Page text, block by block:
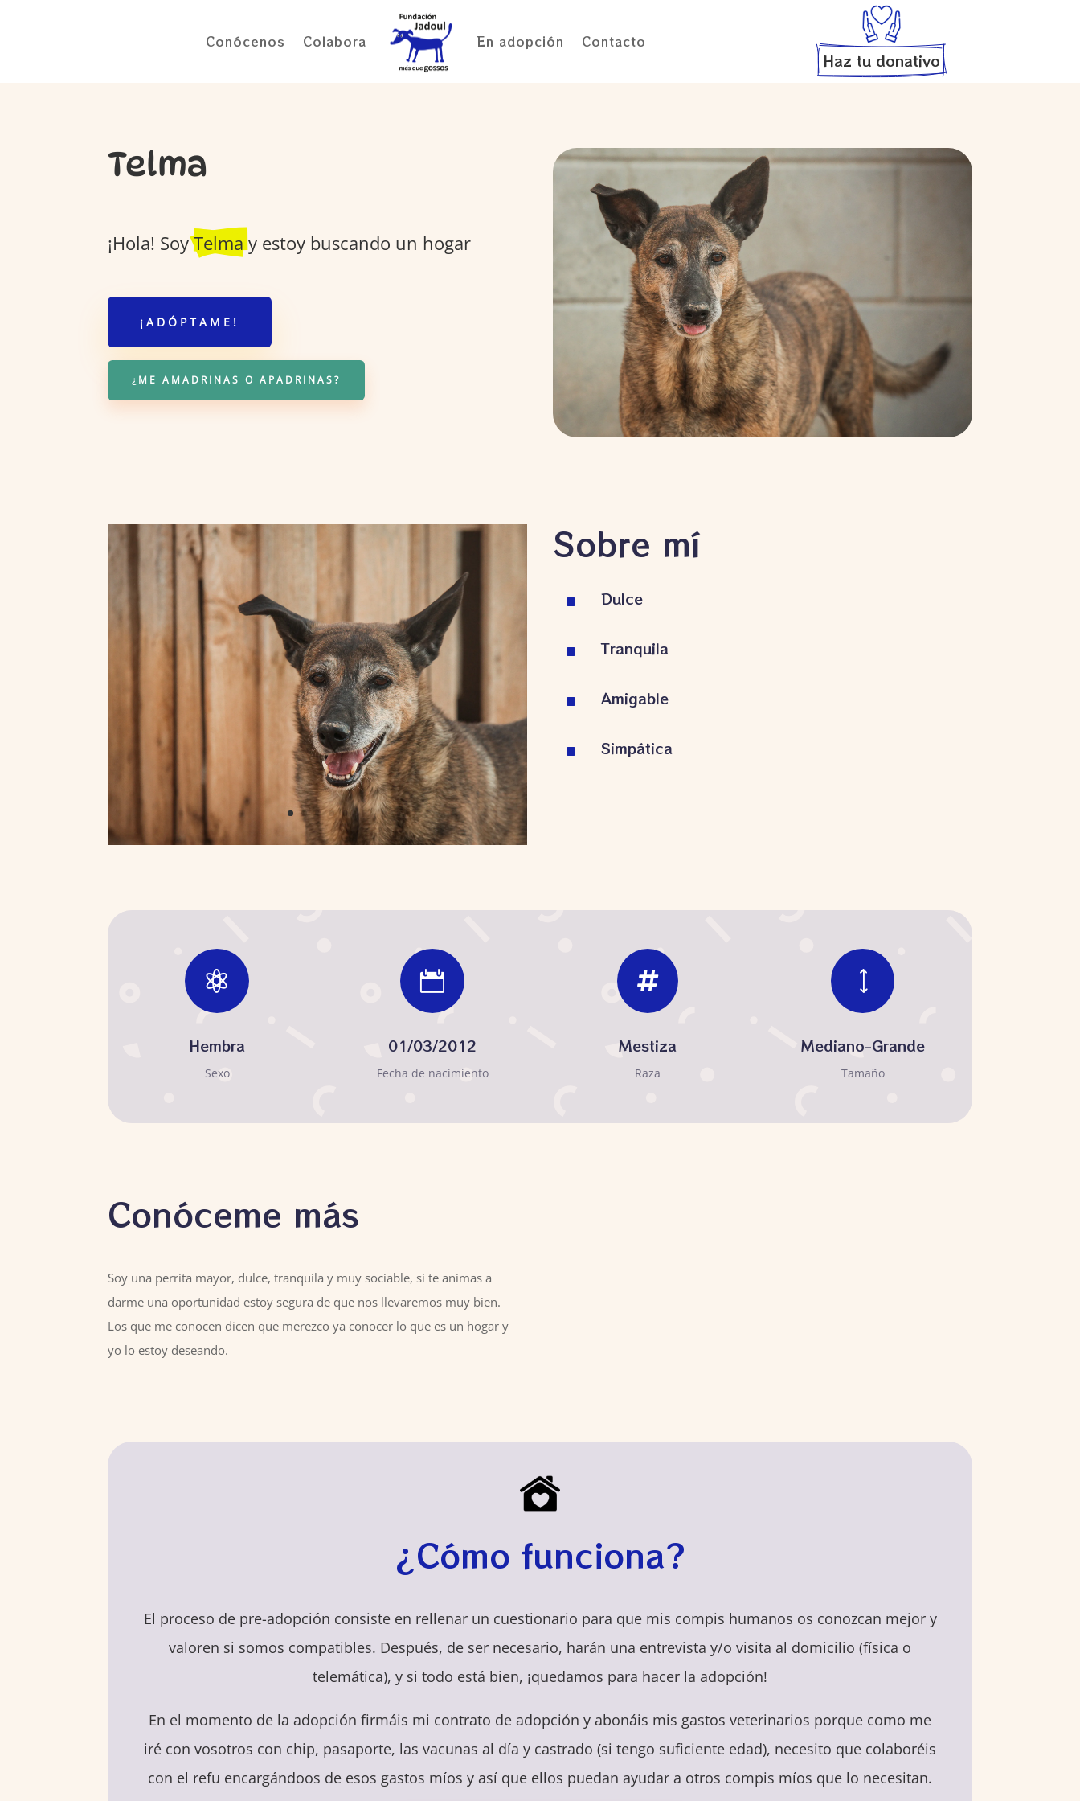
Conócenos Colabora En adopción Contacto
Haz tu donativo
Telma
¡Hola! SoyTelma y estoy buscando un hogar
¡ADÓPTAME!
¿ME AMADRINAS O APADRINAS?
Sobre mí
^ Dulce
^ Tranquila
^ Amigable
^ Simpática

Hembra
Sexo

01/03/2012
Fecha de nacimiento

Mestiza
Raza
)
Mediano-Grande
Tamaño
Conóceme más
Soy una perrita mayor, dulce, tranquila y muy sociable, si te animas a
darme una oportunidad estoy segura de que nos llevaremos muy bien.
Los que me conocen dicen que merezco ya conocer lo que es un hogar y
yo lo estoy deseando.
¿Cómo funciona?
El proceso de pre-adopción consiste en rellenar un cuestionario para que mis compis humanos os conozcan mejor y
valoren si somos compatibles. Después, de ser necesario, harán una entrevista y/o visita al domicilio (física o
telemática), y si todo está bien, ¡quedamos para hacer la adopción!
En el momento de la adopción firmáis mi contrato de adopción y abonáis mis gastos veterinarios porque como me
iré con vosotros con chip, pasaporte, las vacunas al día y castrado (si tengo suficiente edad), necesito que colaboréis
con el refu encargándoos de esos gastos míos y así que ellos puedan ayudar a otros compis míos que lo necesitan.